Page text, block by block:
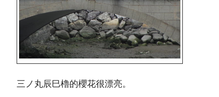
三ノ丸辰巳櫓的櫻花很漂亮。